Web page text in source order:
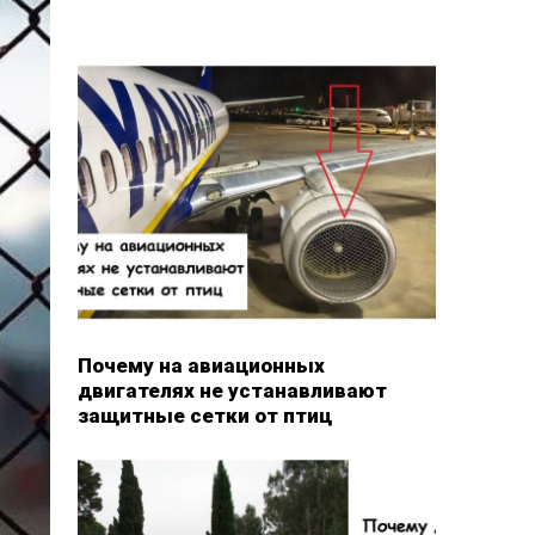
Почему на авиационных
двигателях не устанавливают
защитные сетки от птиц